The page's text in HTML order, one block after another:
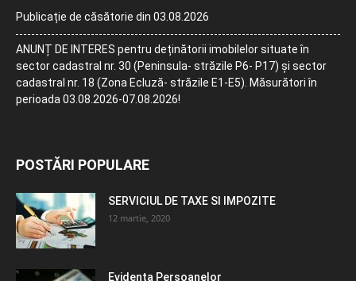
Publicație de căsătorie din 03.08.2026
ANUNȚ DE INTERES pentru deținătorii imobilelor situate în
sector cadastral nr. 30 (Peninsula- străzile P6- P17) și sector
cadastral nr. 18 (Zona Ecluză- străzile E1-E5). Măsurători în
perioada 03.08.2026-07.08.2026!
POSTĂRI POPULARE
SERVICIUL DE TAXE SI IMPOZITE
12 martie, 2020
Evidența Persoanelor